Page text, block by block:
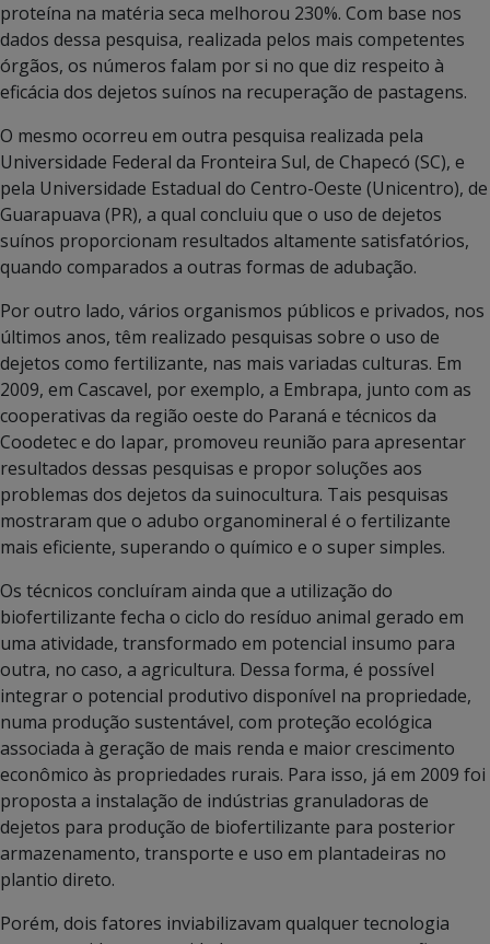
proteína na matéria seca melhorou 230%. Com base nos
dados dessa pesquisa, realizada pelos mais competentes
órgãos, os números falam por si no que diz respeito à
eficácia dos dejetos suínos na recuperação de pastagens.
O mesmo ocorreu em outra pesquisa realizada pela
Universidade Federal da Fronteira Sul, de Chapecó (SC), e
pela Universidade Estadual do Centro-Oeste (Unicentro), de
Guarapuava (PR), a qual concluiu que o uso de dejetos
suínos proporcionam resultados altamente satisfatórios,
quando comparados a outras formas de adubação.
Por outro lado, vários organismos públicos e privados, nos
últimos anos, têm realizado pesquisas sobre o uso de
dejetos como fertilizante, nas mais variadas culturas. Em
2009, em Cascavel, por exemplo, a Embrapa, junto com as
cooperativas da região oeste do Paraná e técnicos da
Coodetec e do Iapar, promoveu reunião para apresentar
resultados dessas pesquisas e propor soluções aos
problemas dos dejetos da suinocultura. Tais pesquisas
mostraram que o adubo organomineral é o fertilizante
mais eficiente, superando o químico e o super simples.
Os técnicos concluíram ainda que a utilização do
biofertilizante fecha o ciclo do resíduo animal gerado em
uma atividade, transformado em potencial insumo para
outra, no caso, a agricultura. Dessa forma, é possível
integrar o potencial produtivo disponível na propriedade,
numa produção sustentável, com proteção ecológica
associada à geração de mais renda e maior crescimento
econômico às propriedades rurais. Para isso, já em 2009 foi
proposta a instalação de indústrias granuladoras de
dejetos para produção de biofertilizante para posterior
armazenamento, transporte e uso em plantadeiras no
plantio direto.
Porém, dois fatores inviabilizavam qualquer tecnologia